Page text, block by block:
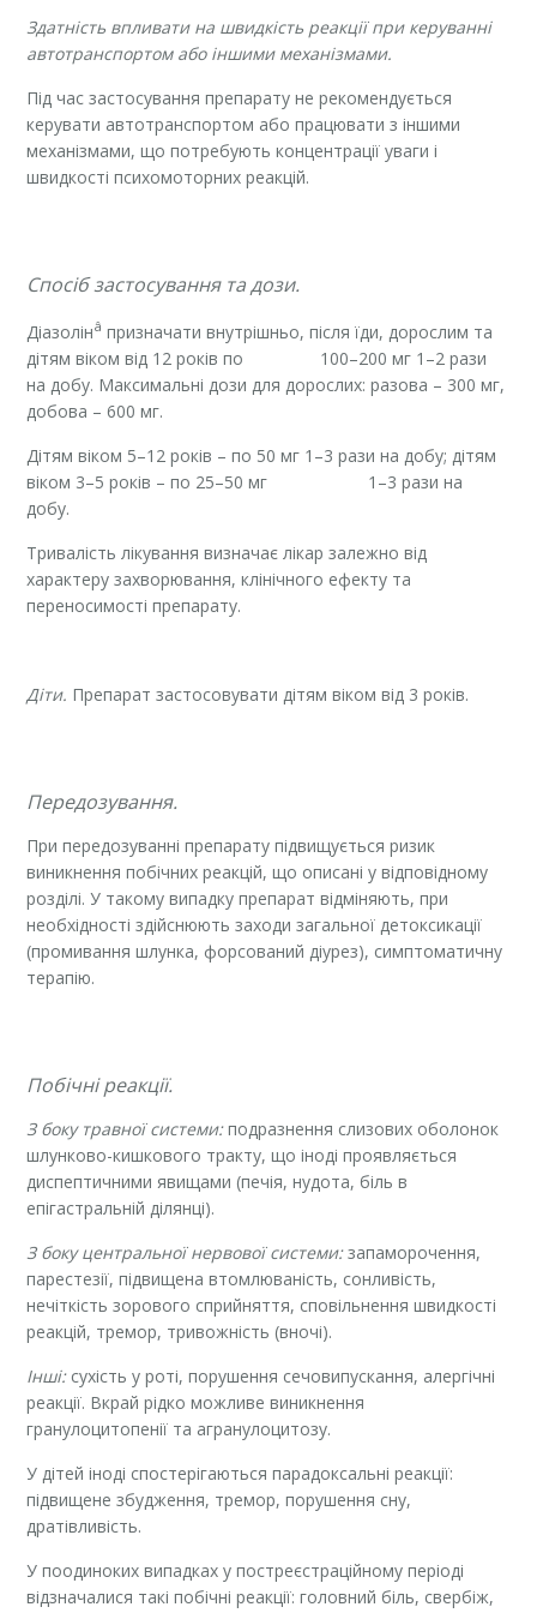
Здатність впливати на швидкість реакції при керуванні
автотранспортом або іншими механізмами.
Під час застосування препарату не рекомендується
керувати автотранспортом або працювати з іншими
механізмами, що потребують концентрації уваги і
швидкості психомоторних реакцій.
Спосіб застосування та дози.
Діазолінâ призначати внутрішньо, після їди, дорослим та
дітям віком від 12 років по 100–200 мг 1–2 рази
на добу. Максимальні дози для дорослих: разова – 300 мг,
добова – 600 мг.
Дітям віком 5–12 років – по 50 мг 1–3 рази на добу; дітям
віком 3–5 років – по 25–50 мг 1–3 рази на
добу.
Тривалість лікування визначає лікар залежно від
характеру захворювання, клінічного ефекту та
переносимості препарату.
Діти. Препарат застосовувати дітям віком від 3 років.
Передозування.
При передозуванні препарату підвищується ризик
виникнення побічних реакцій, що описані у відповідному
розділі. У такому випадку препарат відміняють, при
необхідності здійснюють заходи загальної детоксикації
(промивання шлунка, форсований діурез), симптоматичну
терапію.
Побічні реакції.
З боку травної системи:подразнення слизових оболонок
шлунково-кишкового тракту, що іноді проявляється
диспептичними явищами (печія, нудота, біль в
епігастральній ділянці).
З боку центральної нервової системи:запаморочення,
парестезії, підвищена втомлюваність, сонливість,
нечіткість зорового сприйняття, сповільнення швидкості
реакцій, тремор, тривожність (вночі).
Інші:сухість у роті, порушення сечовипускання, алергічні
реакції. Вкрай рідко можливе виникнення
гранулоцитопенії та агранулоцитозу.
У дітей іноді спостерігаються парадоксальні реакції:
підвищене збудження, тремор, порушення сну,
дратівливість.
У поодиноких випадках у постреєстраційному періоді
відзначалися такі побічні реакції: головний біль, свербіж,